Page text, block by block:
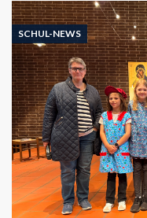
SCHUL-NEWS